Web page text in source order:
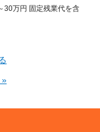
万円 固定残業代を含
»